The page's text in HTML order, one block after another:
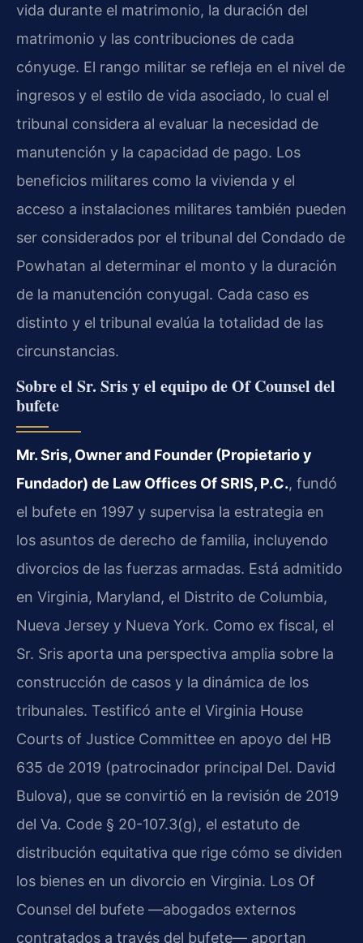
vida durante el matrimonio, la duración del
matrimonio y las contribuciones de cada
cónyuge. El rango militar se refleja en el nivel de
ingresos y el estilo de vida asociado, lo cual el
tribunal considera al evaluar la necesidad de
manutención y la capacidad de pago. Los
beneficios militares como la vivienda y el
acceso a instalaciones militares también pueden
ser considerados por el tribunal del Condado de
Powhatan al determinar el monto y la duración
de la manutención conyugal. Cada caso es
distinto y el tribunal evalúa la totalidad de las
circunstancias.
Sobre el Sr. Sris y el equipo de Of Counsel del
bufete
Mr. Sris, Owner and Founder (Propietario y
Fundador) de Law Offices Of SRIS, P.C., fundó
el bufete en 1997 y supervisa la estrategia en
los asuntos de derecho de familia, incluyendo
divorcios de las fuerzas armadas. Está admitido
en Virginia, Maryland, el Distrito de Columbia,
Nueva Jersey y Nueva York. Como ex fiscal, el
Sr. Sris aporta una perspectiva amplia sobre la
construcción de casos y la dinámica de los
tribunales. Testificó ante el Virginia House
Courts of Justice Committee en apoyo del HB
635 de 2019 (patrocinador principal Del. David
Bulova), que se convirtió en la revisión de 2019
del Va. Code § 20-107.3(g), el estatuto de
distribución equitativa que rige cómo se dividen
los bienes en un divorcio en Virginia. Los Of
Counsel del bufete —abogados externos
contratados a través del bufete— aportan